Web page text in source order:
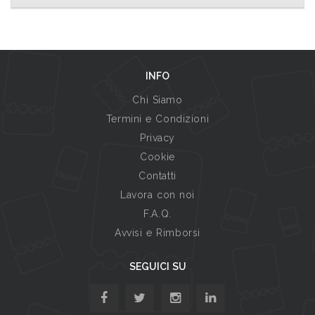
INFO
Chi Siamo
Termini e Condizioni
Privacy
Cookie
Contatti
Lavora con noi
F.A.Q.
Avvisi e Rimborsi
SEGUICI SU